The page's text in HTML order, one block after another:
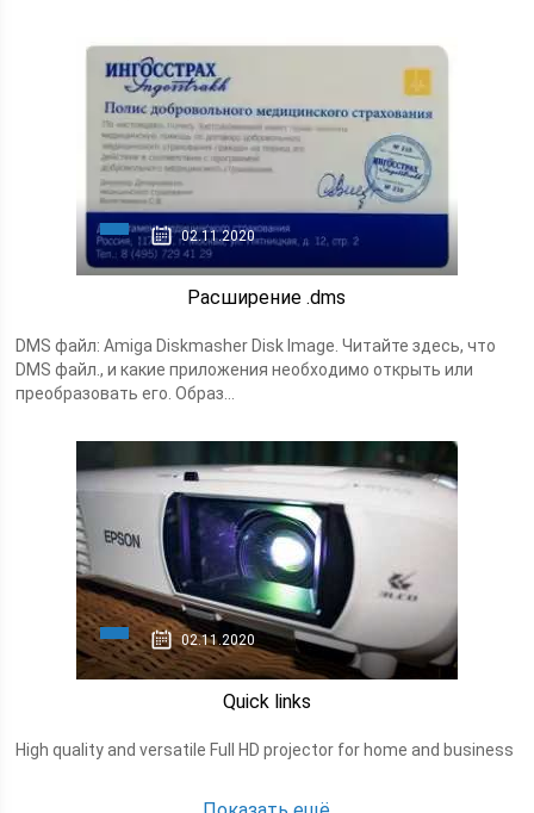
02.11.2020
Расширение .dms
DMS файл: Amiga Diskmasher Disk Image. Читайте здесь, что
DMS файл., и какие приложения необходимо открыть или
преобразовать его. Образ...
02.11.2020
Quick links
High quality and versatile Full HD projector for home and business